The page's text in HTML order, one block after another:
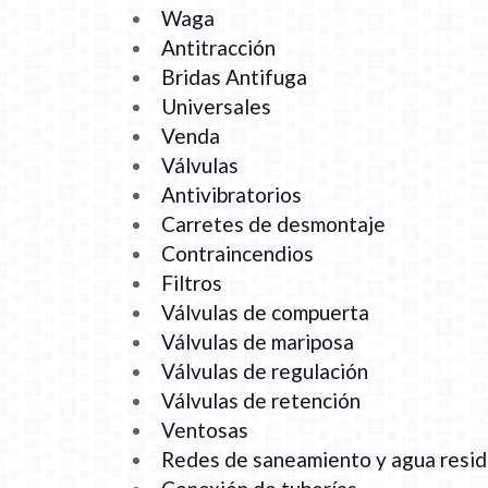
Waga
Antitracción
Bridas Antifuga
Universales
Venda
Válvulas
Antivibratorios
Carretes de desmontaje
Contraincendios
Filtros
Válvulas de compuerta
Válvulas de mariposa
Válvulas de regulación
Válvulas de retención
Ventosas
Redes de saneamiento y agua